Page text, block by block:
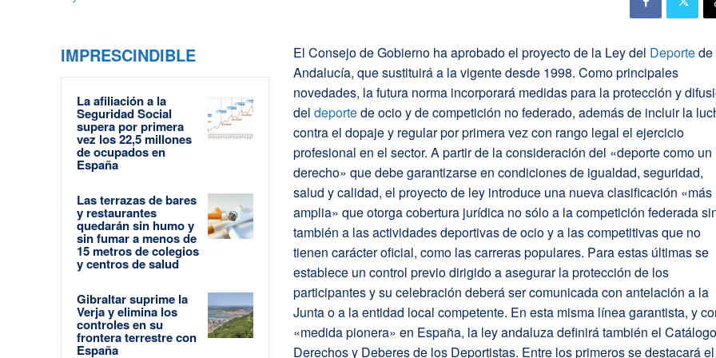
IMPRESCINDIBLE
La afiliación a la
Seguridad Social
supera por primera
vez los 22,5 millones
de ocupados en
España
Las terrazas de bares
y restaurantes
quedarán sin humo y
sin fumar a menos de
15 metros de colegios
y centros de salud
Gibraltar suprime la
Verja y elimina los
controles en su
frontera terrestre con
España
El Consejo de Gobierno ha aprobado el proyecto de la Ley del Deportede
Andalucía, que sustituirá a la vigente desde 1998. Como principales
novedades, la futura norma incorporará medidas para la protección y
del deportede ocio y de competición no federado, además de incluir la
contra el dopaje y regular por primera vez con rango legal el ejercicio
profesional en el sector.A partir de la consideración del «deporte como un
derecho» que debe garantizarse en condiciones de igualdad, seguridad,
salud y calidad, el proyecto de ley introduce una nueva clasificación «más
amplia» que otorga cobertura jurídica no sólo a la competición federada
también a las actividades deportivas de ocio y a las competitivas que no
tienen carácter oficial, como las carreras populares. Para estas últimas se
establece un control previo dirigido a asegurar la protección de los
participantes y su celebración deberá ser comunicada con antelación a la
Junta o a la entidad local competente. En esta misma línea garantista, y
«medida pionera» en España, la ley andaluza definirá también el
Derechos y Deberes de los Deportistas. Entre los primeros se destacará el